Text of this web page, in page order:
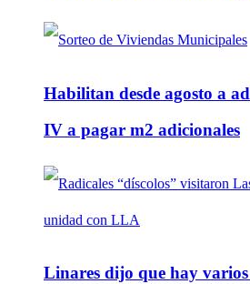
Habilitan desde agosto a
IV a pagar m2 adicionales
Linares dijo que hay